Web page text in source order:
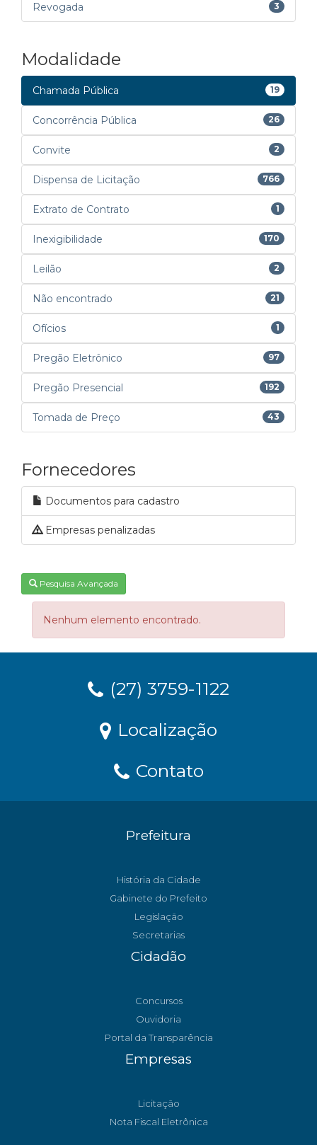
Revogada 3
Modalidade
Chamada Pública 19
Concorrência Pública 26
Convite 2
Dispensa de Licitação 766
Extrato de Contrato 1
Inexigibilidade 170
Leilão 2
Não encontrado 21
Ofícios 1
Pregão Eletrônico 97
Pregão Presencial 192
Tomada de Preço 43
Fornecedores
Documentos para cadastro
Empresas penalizadas
Pesquisa Avançada
Nenhum elemento encontrado.
(27) 3759-1122
Localização
Contato
Prefeitura
História da Cidade
Gabinete do Prefeito
Legislação
Secretarias
Cidadão
Concursos
Ouvidoria
Portal da Transparência
Empresas
Licitação
Nota Fiscal Eletrônica